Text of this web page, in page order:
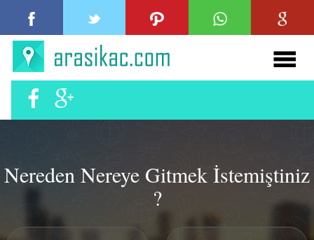
Nereden Nereye Gitmek İstemiştiniz
?